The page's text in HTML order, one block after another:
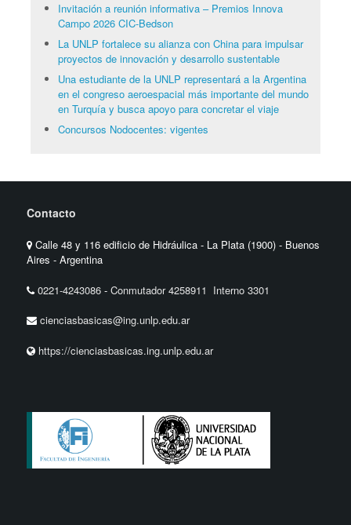
Invitación a reunión informativa – Premios Innova
Campo 2026 CIC-Bedson
La UNLP fortalece su alianza con China para impulsar
proyectos de innovación y desarrollo sustentable
Una estudiante de la UNLP representará a la Argentina
en el congreso aeroespacial más importante del mundo
en Turquía y busca apoyo para concretar el viaje
Concursos Nodocentes: vigentes
Contacto
Calle 48 y 116 edificio de Hidráulica - La Plata (1900) - Buenos
Aires - Argentina
0221-4243086 -Conmutador 4258911 Interno 3301
cienciasbasicas@ing.unlp.edu.ar
https://cienciasbasicas.ing.unlp.edu.ar